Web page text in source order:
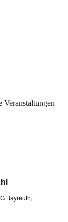
Veranstaltungen
Bayreuth,